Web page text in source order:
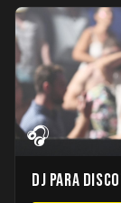
🎧
DJ para